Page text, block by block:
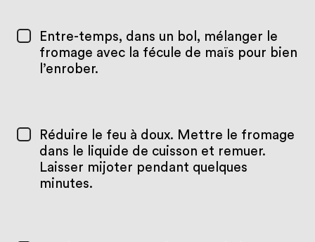
Entre-temps, dans un bol, mélanger le
fromage avec la fécule de maïs pour bien
l’enrober.
Réduire le feu à doux. Mettre le fromage
dans le liquide de cuisson et remuer.
Laisser mijoter pendant quelques
minutes.